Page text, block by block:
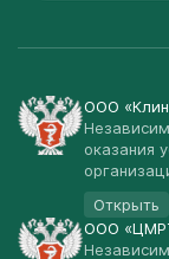
ООО
оказания
Открыть
ООО